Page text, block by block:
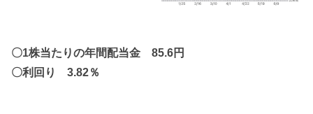
〇1株当たりの年間配当金 85.6円
〇利回り 3.82％